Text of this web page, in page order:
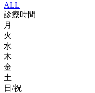
ALL
診療時間
月
火
水
木
金
土
日/祝